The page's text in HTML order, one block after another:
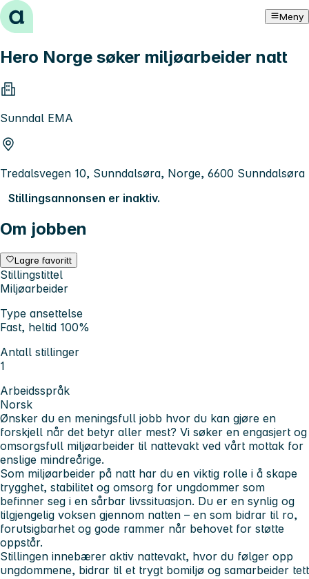
Hopp til innhold Meny
Hero Norge søker miljøarbeider natt
Sunndal EMA
Tredalsvegen 10, Sunndalsøra, Norge, 6600 Sunndalsøra
Stillingsannonsen er inaktiv.
Om jobben
Lagre favoritt
Stillingstittel
Miljøarbeider
Type ansettelse
Fast, heltid 100%
Antall stillinger
1
Arbeidsspråk
Norsk
Ønsker du en meningsfull jobb hvor du kan gjøre en
forskjell når det betyr aller mest? Vi søker en engasjert og
omsorgsfull miljøarbeider til nattevakt ved vårt mottak for
enslige mindreårige.
Som miljøarbeider på natt har du en viktig rolle i å skape
trygghet, stabilitet og omsorg for ungdommer som
befinner seg i en sårbar livssituasjon. Du er en synlig og
tilgjengelig voksen gjennom natten – en som bidrar til ro,
forutsigbarhet og gode rammer når behovet for støtte
oppstår.
Stillingen innebærer aktiv nattevakt, hvor du følger opp
ungdommene, bidrar til et trygt bomiljø og samarbeider tett